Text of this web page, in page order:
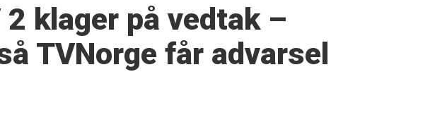
2 klager på vedtak –
TVNorge får advarsel